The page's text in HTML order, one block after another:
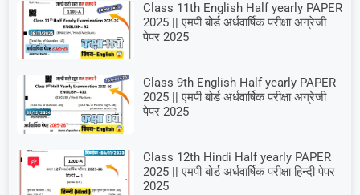
Class 11th English Half yearly PAPER
2025 || एमपी बोर्ड अर्धवार्षिक परीक्षा अग्रेजी
पेपर 2025
Class 9th English Half yearly PAPER
2025 || एमपी बोर्ड अर्धवार्षिक परीक्षा अग्रेजी
पेपर 2025
Class 12th Hindi Half yearly PAPER
2025 || एमपी बोर्ड अर्धवार्षिक परीक्षा हिन्दी पेपर
2025